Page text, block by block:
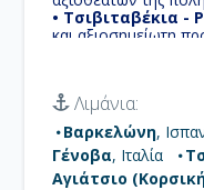
• Τσιβιταβέκια -
και αξιοσημείωτη
πολιτισμό και τις
για τα πολυάριθμα
της, της έχει
πόλη»
• Αγιάτσιο
προέρχεται από τον
πρωτεύουσα και
όπου κατάγεται ο
Λιμάνια:
Βαρκελώνη,
Γένοβα, Ιταλία
Αγιάτσιο